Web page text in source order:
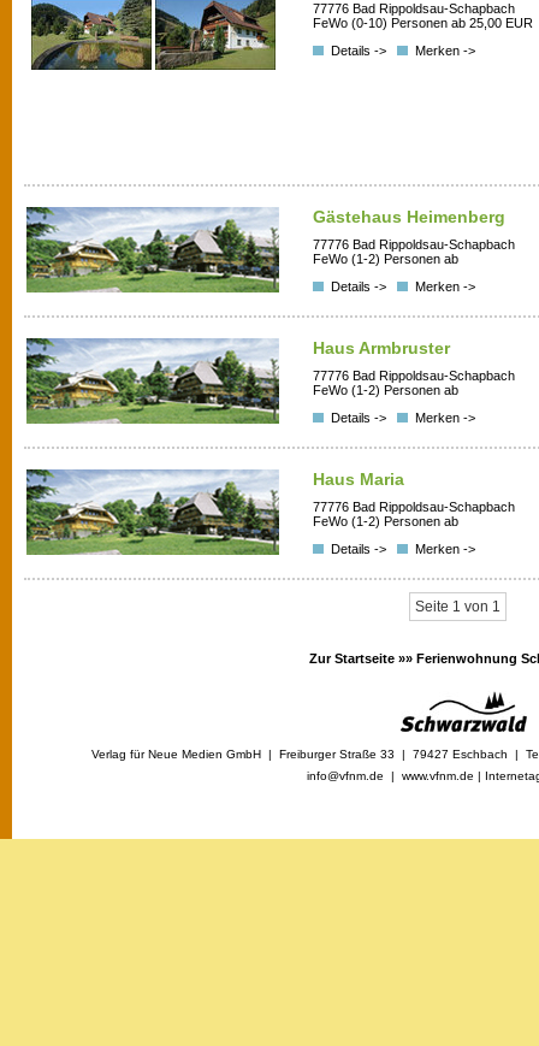
77776 Bad Rippoldsau-Schapbach
FeWo (0-10) Personen ab 25,00 EUR
Details ->
Merken ->
Gästehaus Heimenberg
77776 Bad Rippoldsau-Schapbach
FeWo (1-2) Personen ab
Details ->
Merken ->
Haus Armbruster
77776 Bad Rippoldsau-Schapbach
FeWo (1-2) Personen ab
Details ->
Merken ->
Haus Maria
77776 Bad Rippoldsau-Schapbach
FeWo (1-2) Personen ab
Details ->
Merken ->
Seite 1 von 1
Zur Startseite »» Ferienwohnung
Verlag für Neue Medien GmbH | Freiburger Straße 33 | 79427 Eschbach |
info@vfnm.de | www.vfnm.de |